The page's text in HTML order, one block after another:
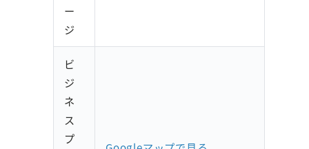
ー
ジ
ビ
ジ
ネ
ス
プ